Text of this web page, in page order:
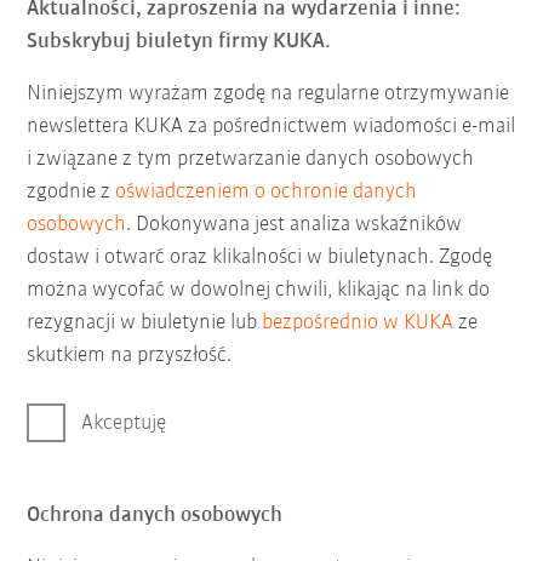
Aktualności, zaproszenia na wydarzenia i inne:
Subskrybuj biuletyn firmy KUKA.
Niniejszym wyrażam zgodę na regularne otrzymywanie
newslettera KUKA za pośrednictwem wiadomości e-mail
i związane z tym przetwarzanie danych osobowych
zgodnie z oświadczeniem o ochronie danych
osobowych. Dokonywana jest analiza wskaźników
dostaw i otwarć oraz klikalności w biuletynach. Zgodę
można wycofać w dowolnej chwili, klikając na link do
rezygnacji w biuletynie lub bezpośrednio w KUKA ze
skutkiem na przyszłość.
Akceptuję
Ochrona danych osobowych